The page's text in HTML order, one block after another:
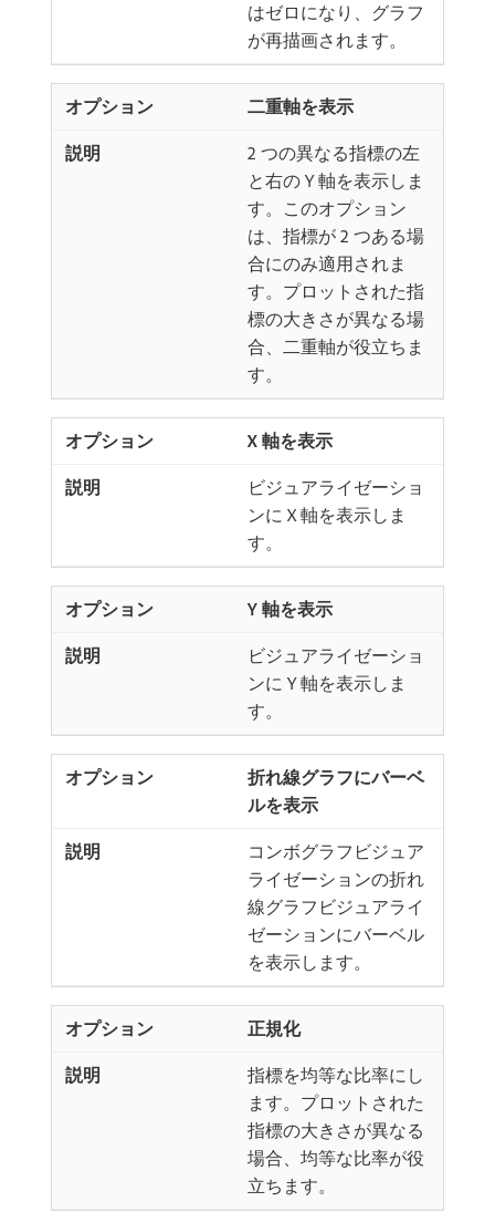
はゼロになり、グラフ
が再描画されます。
二重軸を表示
2 つの異なる指標の左
と右の Y 軸を表示しま
す。このオプション
は、指標が 2 つある場
合にのみ適用されま
す。プロットされた指
標の大きさが異なる場
合、二重軸が役立ちま
す。
X 軸を表示
ビジュアライゼーショ
ンに X 軸を表示しま
す。
Y 軸を表示
ビジュアライゼーショ
ンに Y 軸を表示しま
す。
折れ線グラフにバーベ
ルを表示
コンボグラフビジュア
ライゼーションの折れ
線グラフビジュアライ
ゼーションにバーベル
を表示します。
正規化
指標を均等な比率にし
ます。プロットされた
指標の大きさが異なる
場合、均等な比率が役
立ちます。